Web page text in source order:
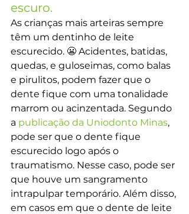
escuro.
As crianças mais arteiras sempre
têm um dentinho de leite
escurecido. 😬 Acidentes, batidas,
quedas, e guloseimas, como balas
e pirulitos, podem fazer que o
dente fique com uma tonalidade
marrom ou acinzentada. Segundo
a publicação da Uniodonto Minas,
pode ser que o dente fique
escurecido logo após o
traumatismo. Nesse caso, pode ser
que houve um sangramento
intrapulpar temporário. Além disso,
em casos em que o dente de leite